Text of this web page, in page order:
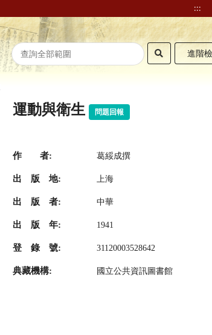
:::
進階
運動與衛生 問題回報
作 者: 葛綏成撰
出 版 地: 上海
出 版 者: 中華
出 版 年: 1941
登 錄 號: 31120003528642
典藏機構: 國立公共資訊圖書館